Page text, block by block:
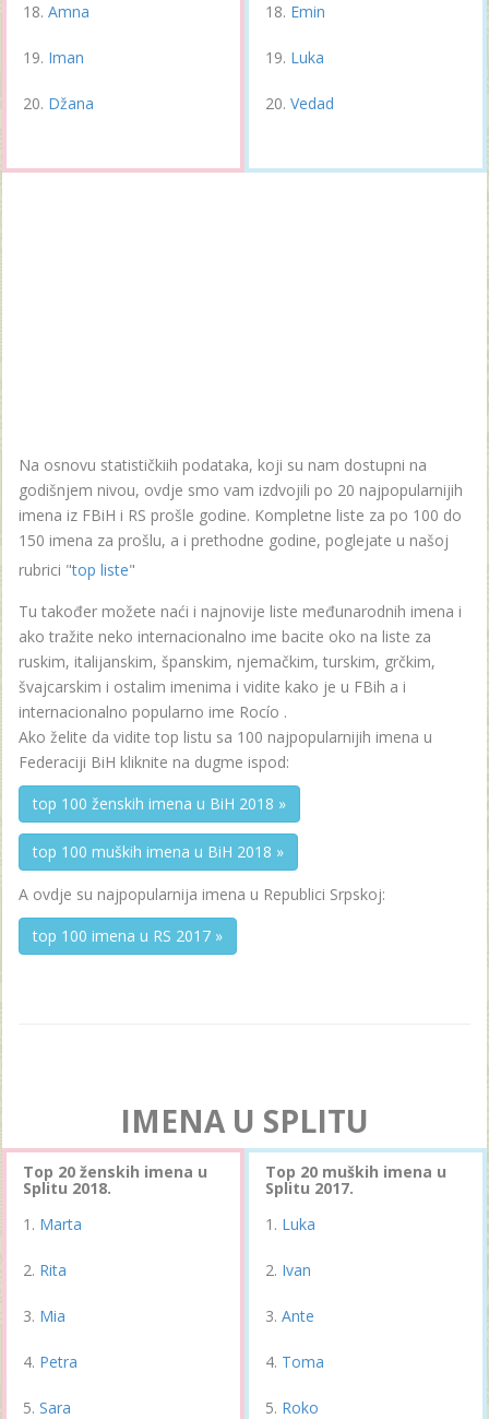
Amna
Iman
Džana
Emin
Luka
Vedad
Na osnovu statističkiih podataka, koji su nam dostupni na
godišnjem nivou, ovdje smo vam izdvojili po 20 najpopularnijih
imena iz FBiH i RS prošle godine. Kompletne liste za po 100 do
150 imena za prošlu, a i prethodne godine, poglejate u našoj
rubrici "top liste"
Tu također možete naći i najnovije liste međunarodnih imena i
ako tražite neko internacionalno ime bacite oko na liste za
ruskim, italijanskim, španskim, njemačkim, turskim, grčkim,
švajcarskim i ostalim imenima i vidite kako je u FBih a i
internacionalno popularno ime Rocío .
Ako želite da vidite top listu sa 100 najpopularnijih imena u
Federaciji BiH kliknite na dugme ispod:
top 100 ženskih imena u BiH 2018 »
top 100 muških imena u BiH 2018 »
A ovdje su najpopularnija imena u Republici Srpskoj:
top 100 imena u RS 2017 »
IMENA U SPLITU
Top 20 ženskih imena u
Splitu 2018.
Marta
Rita
Mia
Petra
Sara
Top 20 muških imena u
Splitu 2017.
Luka
Ivan
Ante
Toma
Roko